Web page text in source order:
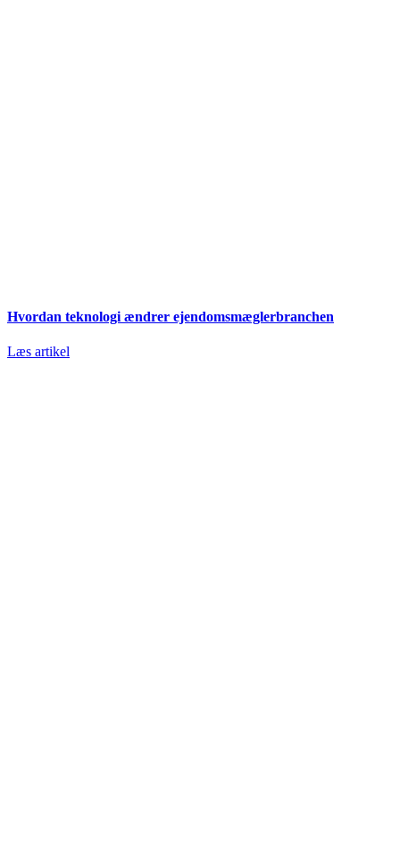
Hvordan teknologi ændrer ejendomsmæglerbranchen
Læs artikel